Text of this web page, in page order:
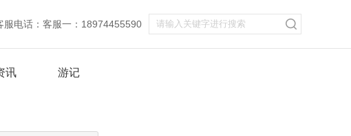
服电话：客服一：18974455590
讯 游记